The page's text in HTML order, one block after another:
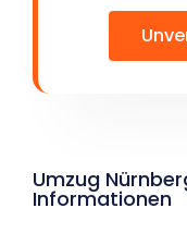
Umzug
Informationen